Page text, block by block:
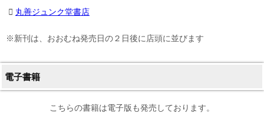
丸善ジュンク堂書店
※新刊は、おおむね発売日の２日後に店頭に並びます
電子書籍
こちらの書籍は電子版も発売しております。